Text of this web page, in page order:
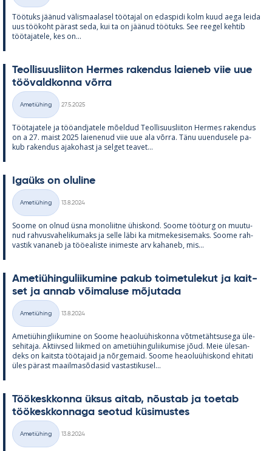
Töö­tuks jää­nud vä­lis­maa­la­sel töö­ta­jal on edas­pidi kolm kuud aega leida
uus töö­koht pä­rast seda, kui ta on jää­nud töö­tuks. See ree­gel keh­tib
töö­ta­ja­tele, kes on...
Teol­li­suus­lii­ton Her­mes ra­ken­dus lai­e­neb viie uue
töö­vald­konna võrra
Kategooriad
Ametiühing
27.5.2025
Töö­ta­ja­tele ja töö­and­ja­tele mõel­dud Teol­li­suus­lii­ton Her­mes ra­ken­dus
on a 27. maist 2025 lai­e­ne­nud viie uue ala võrra. Tänu uu­en­dusele pa­
kub ra­ken­dus aja­ko­hast ja sel­get tea­vet...
Igaüks on olu­line
Kategooriad
Ametiühing
13.8.2024
Soome on ol­nud üsna mo­no­liitne ühis­kond. Soome töö­turg on muu­tu­
nud rah­vus­va­he­li­ku­maks ja selle läbi ka mit­me­ke­si­se­maks. Soome rah­
vas­tik va­na­neb ja töö­ea­liste ini­meste arv ka­ha­neb, mis...
Ame­tiü­hin­gu­lii­ku­mine pa­kub toi­me­tu­le­kut ja kait­
set ja an­nab või­ma­luse mõ­ju­tada
Kategooriad
Ametiühing
13.8.2024
Ame­tiü­hinglii­ku­mine on Soome heao­luü­his­konna võt­me­täht­susega üle­
se­hi­taja. Ak­tiiv­sed liik­med on ame­tiü­hin­gu­lii­ku­mise jõud. Meie üle­san­
deks on kaitsta töö­ta­jaid ja nõr­ge­maid. Soome heao­luü­his­kond ehi­tati
üles pä­rast maa­il­masõ­da­sid vas­tas­ti­kusel...
Töö­kesk­konna ük­sus ai­tab, nõus­tab ja toe­tab
töö­kesk­kon­naga seo­tud kü­si­mus­tes
Kategooriad
Ametiühing
13.8.2024